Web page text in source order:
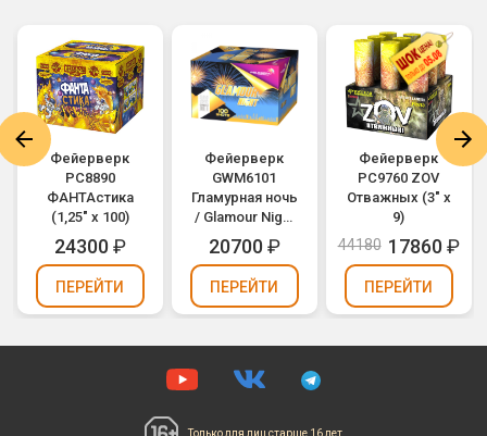
Фейерверк
РС8890
ФАНТАстика
(1,25" х 100)
24300₽
ПЕРЕЙТИ
Фейерверк
GWM6101
Гламурная ночь
/ Glamour Night
(1,2" х 100)
20700₽
ПЕРЕЙТИ
Фейерверк
РС9760 ZOV
Отважных (3" х
9)
44180 17860₽
ПЕРЕЙТИ
Только для лиц старше 16 лет